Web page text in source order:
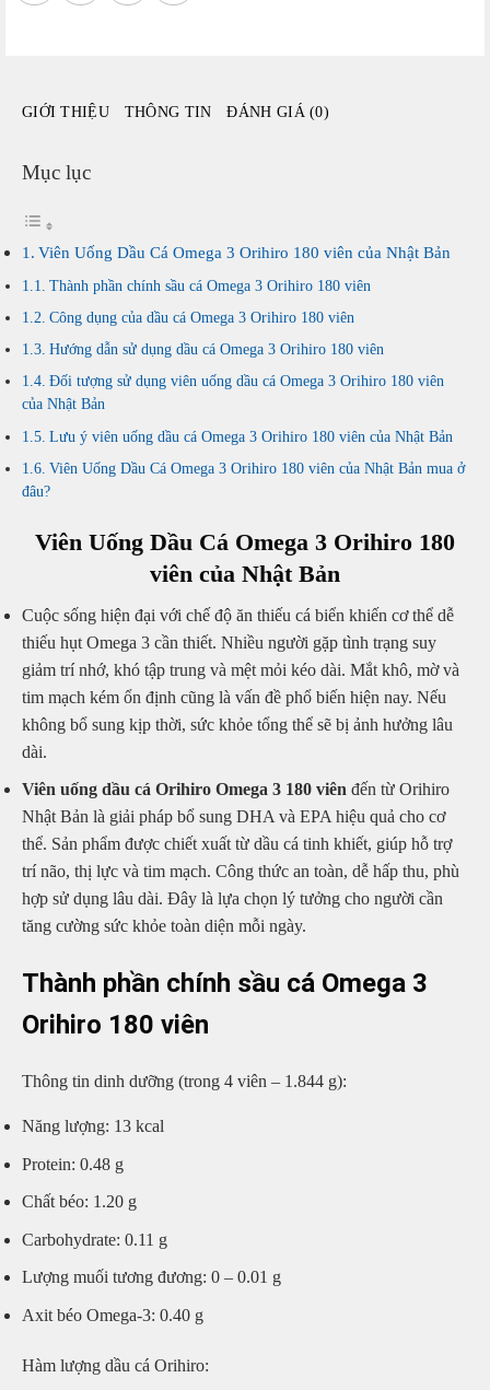
Bản
lượng
GIỚI THIỆU THÔNG TIN ĐÁNH GIÁ (0)
Mục lục
Viên Uống Dầu Cá Omega 3 Orihiro 180 viên của Nhật Bản
Thành phần chính sầu cá Omega 3 Orihiro 180 viên
Công dụng của dầu cá Omega 3 Orihiro 180 viên
Hướng dẫn sử dụng dầu cá Omega 3 Orihiro 180 viên
Đối tượng sử dụng viên uống dầu cá Omega 3 Orihiro 180 viên
của Nhật Bản
Lưu ý viên uống dầu cá Omega 3 Orihiro 180 viên của Nhật Bản
Viên Uống Dầu Cá Omega 3 Orihiro 180 viên của Nhật Bản mua ở
đâu?
Viên Uống Dầu Cá Omega 3 Orihiro 180
viên của Nhật Bản
Cuộc sống hiện đại với chế độ ăn thiếu cá biển khiến cơ thể dễ
thiếu hụt Omega 3 cần thiết. Nhiều người gặp tình trạng suy
giảm trí nhớ, khó tập trung và mệt mỏi kéo dài. Mắt khô, mờ và
tim mạch kém ổn định cũng là vấn đề phổ biến hiện nay. Nếu
không bổ sung kịp thời, sức khỏe tổng thể sẽ bị ảnh hưởng lâu
dài.
Viên uống dầu cá Orihiro Omega 3 180 viên đến từ Orihiro
Nhật Bản là giải pháp bổ sung DHA và EPA hiệu quả cho cơ
thể. Sản phẩm được chiết xuất từ dầu cá tinh khiết, giúp hỗ trợ
trí não, thị lực và tim mạch. Công thức an toàn, dễ hấp thu, phù
hợp sử dụng lâu dài. Đây là lựa chọn lý tưởng cho người cần
tăng cường sức khỏe toàn diện mỗi ngày.
Thành phần chính sầu cá Omega 3
Orihiro 180 viên
Thông tin dinh dưỡng (trong 4 viên – 1.844 g):
Năng lượng: 13 kcal
Protein: 0.48 g
Chất béo: 1.20 g
Carbohydrate: 0.11 g
Lượng muối tương đương: 0 – 0.01 g
Axit béo Omega-3: 0.40 g
Hàm lượng dầu cá Orihiro: